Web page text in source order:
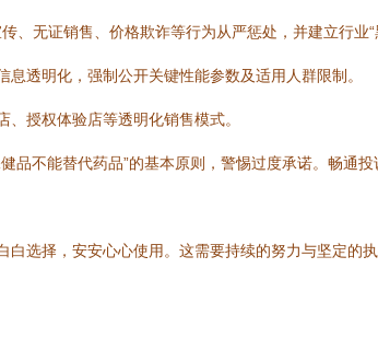
无证销售、价格欺诈等行为从严惩处，并建立行业“
透明化，强制公开关键性能参数及适用人群限制。
授权体验店等透明化销售模式。
品不能替代药品”的基本原则，警惕过度承诺。畅通
选择，安安心心使用。这需要持续的努力与坚定的